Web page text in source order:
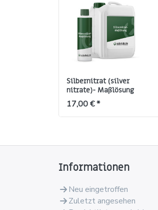
Silbernitrat (silver
nitrate)- Maßlösung
(standard volumetric
solution), 0,01 M
(mol/l),
17,00 € *
Informationen
Neu eingetroffen
Zuletzt angesehen